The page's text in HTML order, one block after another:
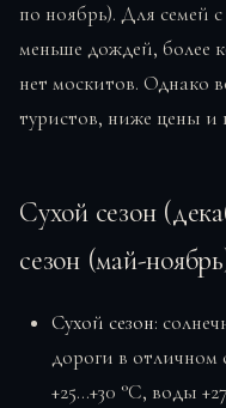
по ноябрь). Для семей
меньше дождей, более
нет москитов. Однако
туристов, ниже цены и
Сухой сезон
сезон (май-
Сухой сезон:
дороги в отличном
+25…+30 °C, воды